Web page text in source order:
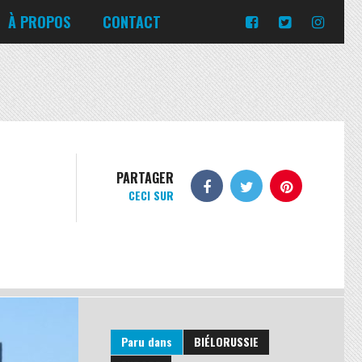
Corée du Sud
Emirats Arabes Unis
Japon
Islande
Italie
Lituanie
Moldavie
Norvège
Portugal
Ukraine
République tchèque
Russie
Slovaquie
À PROPOS CONTACT
Turquie
Moldavie
Norvège
Pologne
Russie
Slovaquie
Slovénie
PARTAGER
CECI SUR
Paru dans
BIÉLORUSSIE